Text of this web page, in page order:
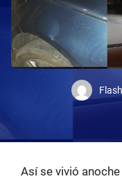
Así se vivió